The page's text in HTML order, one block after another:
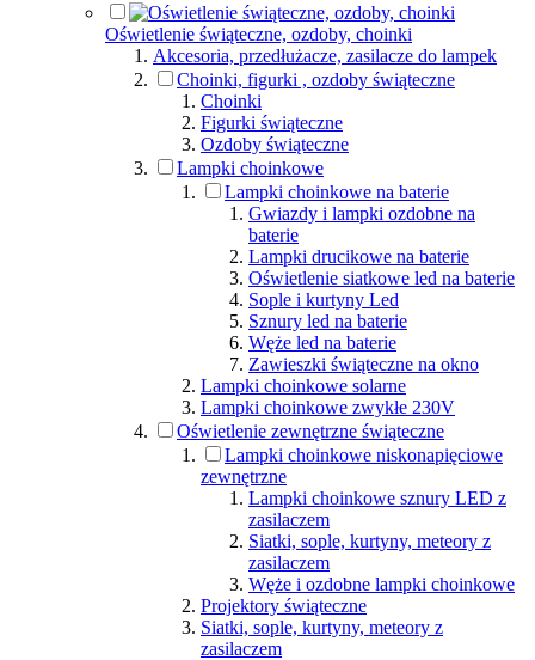
Oświetlenie świąteczne, ozdoby, choinki
Akcesoria, przedłużacze, zasilacze do lampek
Choinki, figurki , ozdoby świąteczne
Choinki
Figurki świąteczne
Ozdoby świąteczne
Lampki choinkowe
Lampki choinkowe na baterie
Gwiazdy i lampki ozdobne na
baterie
Lampki drucikowe na baterie
Oświetlenie siatkowe led na baterie
Sople i kurtyny Led
Sznury led na baterie
Węże led na baterie
Zawieszki świąteczne na okno
Lampki choinkowe solarne
Lampki choinkowe zwykłe 230V
Oświetlenie zewnętrzne świąteczne
Lampki choinkowe niskonapięciowe
zewnętrzne
Lampki choinkowe sznury LED z
zasilaczem
Siatki, sople, kurtyny, meteory z
zasilaczem
Węże i ozdobne lampki choinkowe
Projektory świąteczne
Siatki, sople, kurtyny, meteory z
zasilaczem